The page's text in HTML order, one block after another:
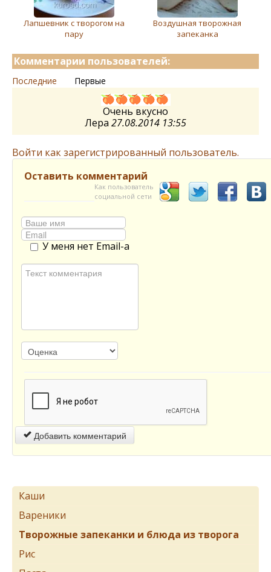
Лапшевник с творогом на
пару
Воздушная творожная
запеканка
Комментарии пользователей:
Последние Первые
Очень вкусно
Лера 27.08.2014 13:55
Войти как зарегистрированный пользователь.
Оставить комментарий
Как пользователь
социальной сети
У меня нет Email-а
Добавить комментарий
Каши
Вареники
Творожные запеканки и блюда из творога
Рис